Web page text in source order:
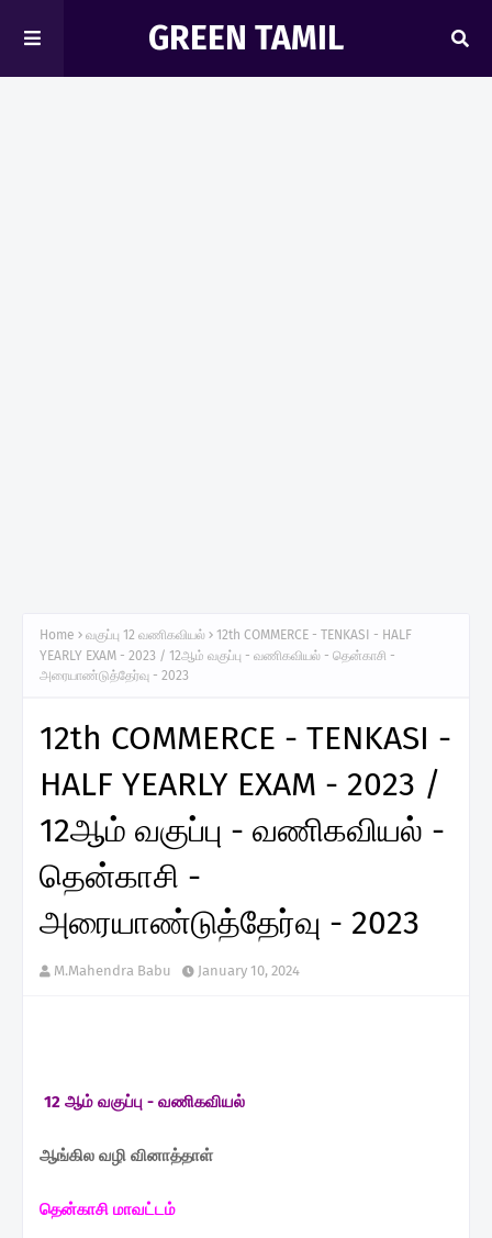
GREEN TAMIL
Home வகுப்பு 12 வணிகவியல்
12th COMMERCE - TENKASI - HALF
YEARLY EXAM - 2023 / 12ஆம் வகுப்பு - வணிகவியல் - தென்காசி -
அரையாண்டுத்தேர்வு - 2023
12th COMMERCE - TENKASI -
HALF YEARLY EXAM - 2023 /
12ஆம் வகுப்பு - வணிகவியல் -
தென்காசி -
அரையாண்டுத்தேர்வு - 2023
M.Mahendra Babu January 10, 2024
12 ஆம் வகுப்பு - வணிகவியல்
ஆங்கில வழி வினாத்தாள்
தென்காசி மாவட்டம்